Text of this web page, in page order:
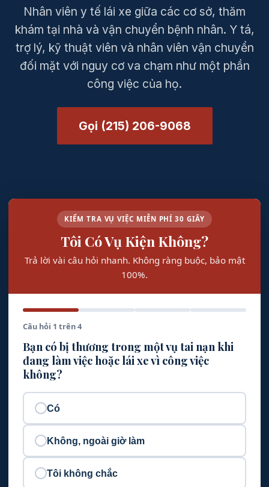
Nhân viên y tế lái xe giữa các cơ sở, thăm
khám tại nhà và vận chuyển bệnh nhân. Y tá,
trợ lý, kỹ thuật viên và nhân viên vận chuyển
đối mặt với nguy cơ va chạm như một phần
công việc của họ.
Gọi (215) 206-9068
KIỂM TRA VỤ VIỆC MIỄN PHÍ 30 GIÂY
Tôi Có Vụ Kiện Không?
Trả lời vài câu hỏi nhanh. Không ràng buộc, bảo mật
100%.
Câu hỏi 1 trên 4
Bạn có bị thương trong một vụ tai nạn khi
đang làm việc hoặc lái xe vì công việc
không?
Có
Không, ngoài giờ làm
Tôi không chắc